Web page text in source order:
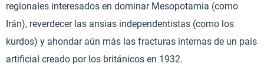
regionales interesados en dominar Mesopotamia (como
Irán), reverdecer las ansias independentistas (como los
kurdos) y ahondar aún más las fracturas internas de un país
artificial creado por los británicos en 1932.